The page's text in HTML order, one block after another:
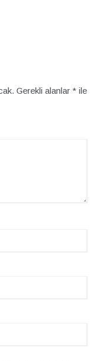
Gerekli alanlar * ile